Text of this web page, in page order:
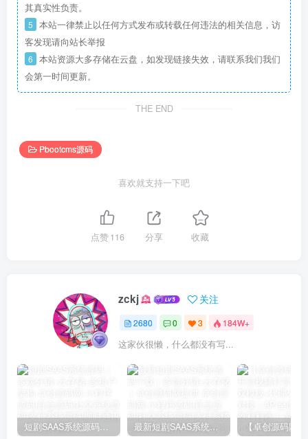
其真实性负责。
5 本站一律禁止以任何方式发布或转载任何违法的相关信息，访
客发现请向站长举报
6 本站资源大多存储在云盘，如发现链接失效，请联系我们我们
会第一时间更新。
THE END
Pbootcms源码
喜欢就支持一下吧
点赞116 分享 收藏
zckj 关注
2680 0 3 184W+
这家伙很懒，什么都没有写...
短剧SAAS系统源码｜多端分销+云存储+多租户架构 最新短剧SAAS系统源码下载｜多端分销+云存储｜卓创源码网提供